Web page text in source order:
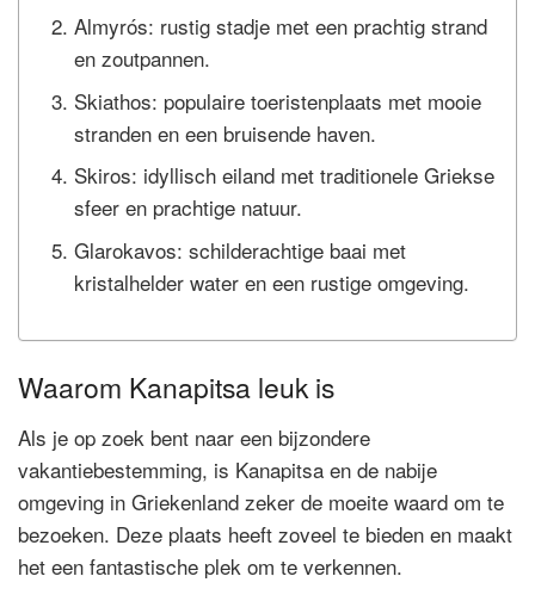
Almyrós: rustig stadje met een prachtig strand
en zoutpannen.
Skiathos: populaire toeristenplaats met mooie
stranden en een bruisende haven.
Skiros: idyllisch eiland met traditionele Griekse
sfeer en prachtige natuur.
Glarokavos: schilderachtige baai met
kristalhelder water en een rustige omgeving.
Waarom Kanapitsa leuk is
Als je op zoek bent naar een bijzondere
vakantiebestemming, is Kanapitsa en de nabije
omgeving in Griekenland zeker de moeite waard om te
bezoeken. Deze plaats heeft zoveel te bieden en maakt
het een fantastische plek om te verkennen.